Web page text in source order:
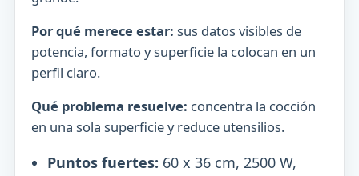
Por qué merece estar: sus datos visibles de
potencia, formato y superficie la colocan en un
perfil claro.
Qué problema resuelve: concentra la cocción
en una sola superficie y reduce utensilios.
Puntos fuertes: 60 x 36 cm, 2500 W,